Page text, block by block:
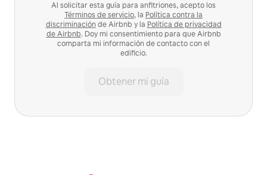
Al solicitar esta guía para anfitriones, acepto los
Términos de servicio, la Política contra la
discriminación de Airbnb y la Política de privacidad
de Airbnb. Doy mi consentimiento para que Airbnb
comparta mi información de contacto con el
edificio.
Obtener mi guía